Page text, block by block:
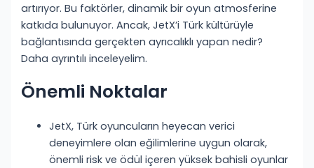
artırıyor. Bu faktörler, dinamik bir oyun atmosferine
katkıda bulunuyor. Ancak, JetX’i Türk kültürüyle
bağlantısında gerçekten ayrıcalıklı yapan nedir?
Daha ayrıntılı inceleyelim.
Önemli Noktalar
JetX, Türk oyuncuların heyecan verici
deneyimlere olan eğilimlerine uygun olarak,
önemli risk ve ödül içeren yüksek bahisli oyunlar